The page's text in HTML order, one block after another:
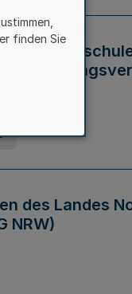
der
des Landes
NRW)
finden Sie